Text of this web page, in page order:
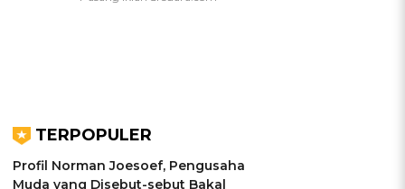
TERPOPULER
Profil Norman Joesoef, Pengusaha
Muda yang Disebut-sebut Bakal